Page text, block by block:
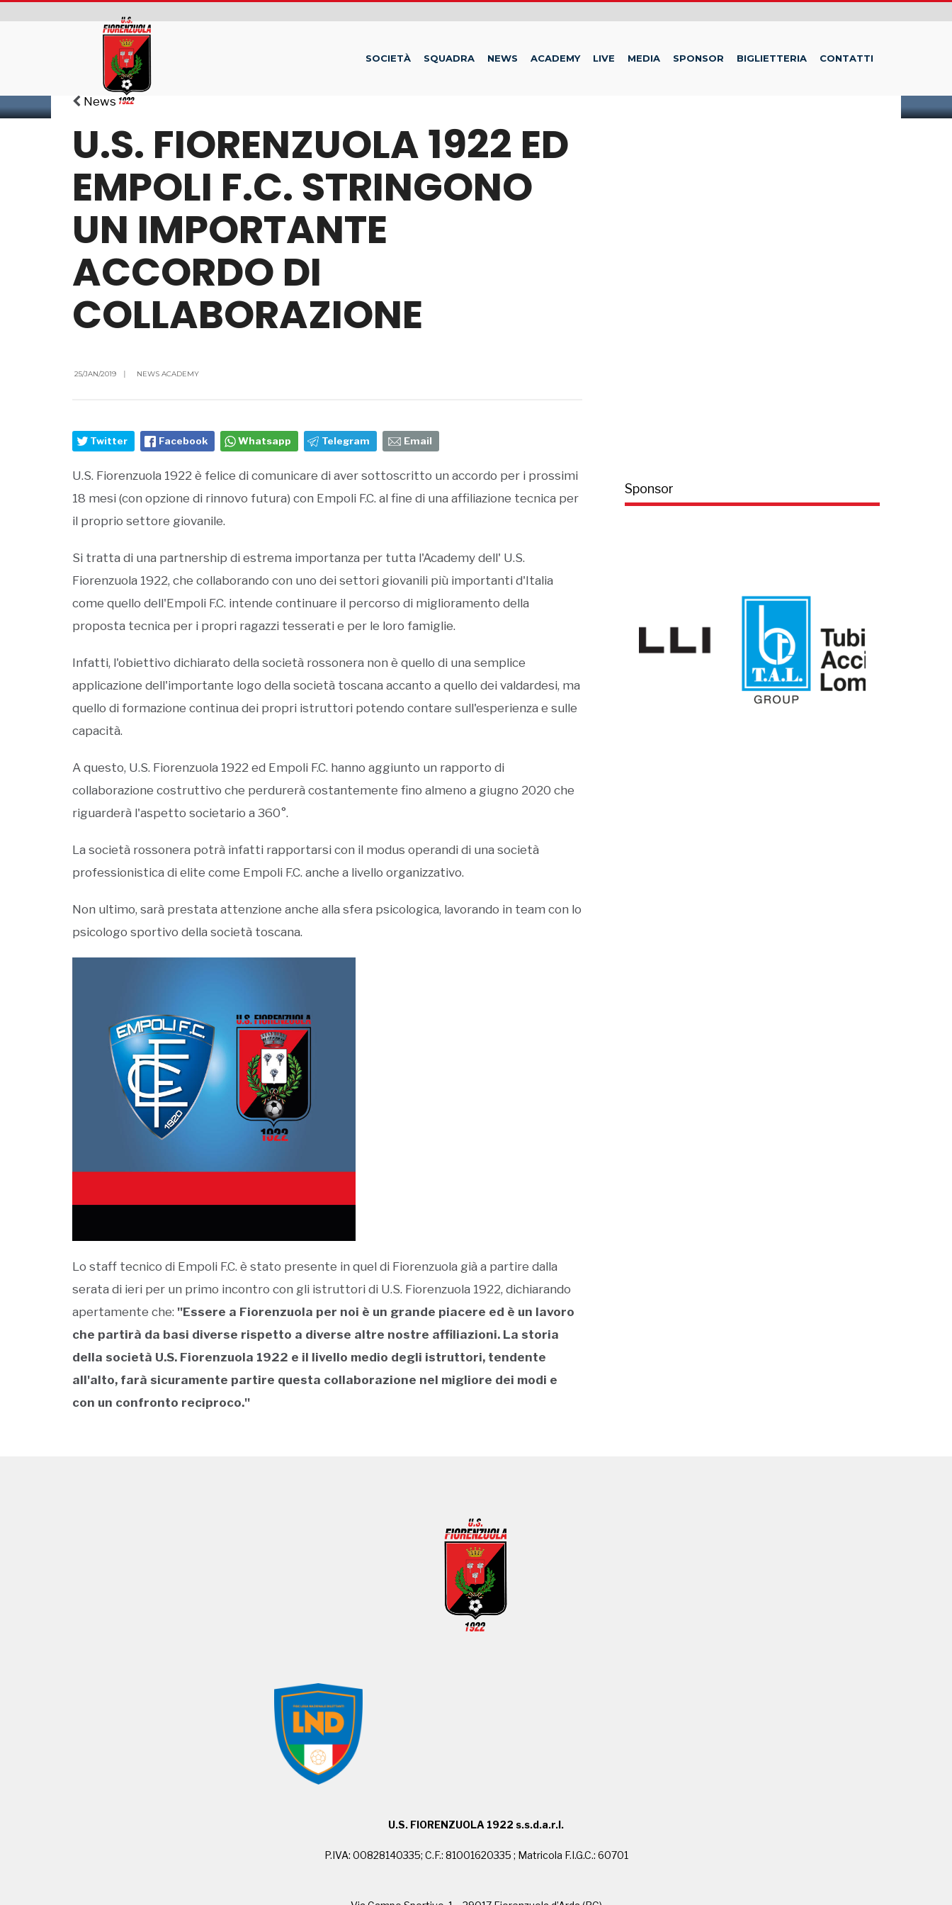
SOCIETÀ SQUADRA NEWS ACADEMY LIVE MEDIA SPONSOR BIGLIETTERIA CONTATTI
News
U.S. FIORENZUOLA 1922 ED
EMPOLI F.C. STRINGONO
UN IMPORTANTE
ACCORDO DI
COLLABORAZIONE
25/JAN/2019 | NEWS ACADEMY
Twitter Facebook Whatsapp Telegram Email
U.S. Fiorenzuola 1922 è felice di comunicare di aver sottoscritto un accordo per i prossimi
18 mesi (con opzione di rinnovo futura) con Empoli F.C. al fine di una affiliazione tecnica per
il proprio settore giovanile.
Si tratta di una partnership di estrema importanza per tutta l'Academy dell' U.S.
Fiorenzuola 1922, che collaborando con uno dei settori giovanili più importanti d'Italia
come quello dell'Empoli F.C. intende continuare il percorso di miglioramento della
proposta tecnica per i propri ragazzi tesserati e per le loro famiglie.
Infatti, l'obiettivo dichiarato della società rossonera non è quello di una semplice
applicazione dell'importante logo della società toscana accanto a quello dei valdardesi, ma
quello di formazione continua dei propri istruttori potendo contare sull'esperienza e sulle
capacità.
A questo, U.S. Fiorenzuola 1922 ed Empoli F.C. hanno aggiunto un rapporto di
collaborazione costruttivo che perdurerà costantemente fino almeno a giugno 2020 che
riguarderà l'aspetto societario a 360°.
La società rossonera potrà infatti rapportarsi con il modus operandi di una società
professionistica di elite come Empoli F.C. anche a livello organizzativo.
Non ultimo, sarà prestata attenzione anche alla sfera psicologica, lavorando in team con lo
psicologo sportivo della società toscana.
Lo staff tecnico di Empoli F.C. è stato presente in quel di Fiorenzuola già a partire dalla
serata di ieri per un primo incontro con gli istruttori di U.S. Fiorenzuola 1922, dichiarando
apertamente che: ''Essere a Fiorenzuola per noi è un grande piacere ed è un lavoro
che partirà da basi diverse rispetto a diverse altre nostre affiliazioni. La storia
della società U.S. Fiorenzuola 1922 e il livello medio degli istruttori, tendente
all'alto, farà sicuramente partire questa collaborazione nel migliore dei modi e
con un confronto reciproco.''
Sponsor
U.S. FIORENZUOLA 1922 s.s.d.a.r.l.
P.IVA: 00828140335; C.F.: 81001620335 ; Matricola F.I.G.C.: 60701